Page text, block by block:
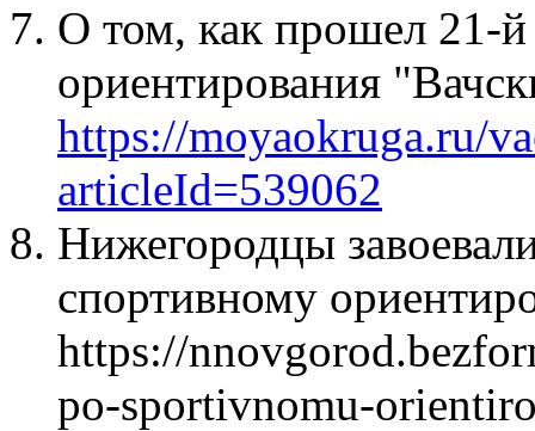
О том, как прошел 21-й
ориентирования
https://moyaokruga.ru/
articleId=539062
Нижегородцы
спортивному
https://
po-sportivnomu-